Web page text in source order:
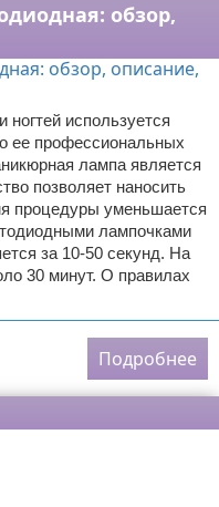
обзор,
используется
ее профессиональных
лампа является
позволяет наносить
процедуры уменьшается
лампочками
за 10-50 секунд. На
30 минут. О правилах
Подробнее